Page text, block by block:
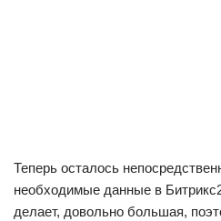
Теперь осталось
необходимые данные в
делает, довольно большая,